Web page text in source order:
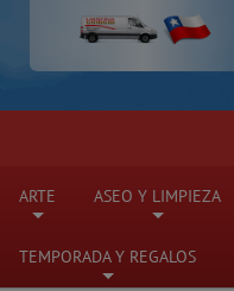
ARTE ASEO Y LIMPIEZA
TEMPORADA Y REGALOS